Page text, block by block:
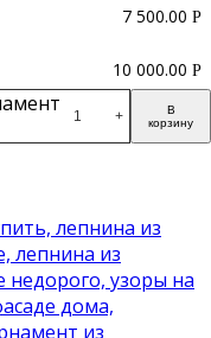
+
В
корзину
7 500.00 Р
10 000.00 Р